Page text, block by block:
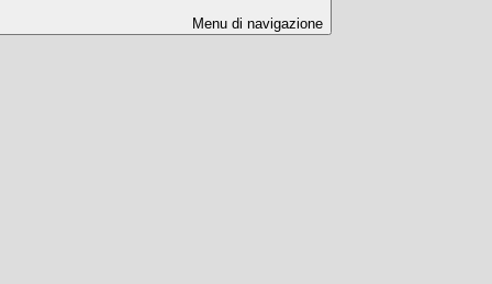
Menu di navigazione